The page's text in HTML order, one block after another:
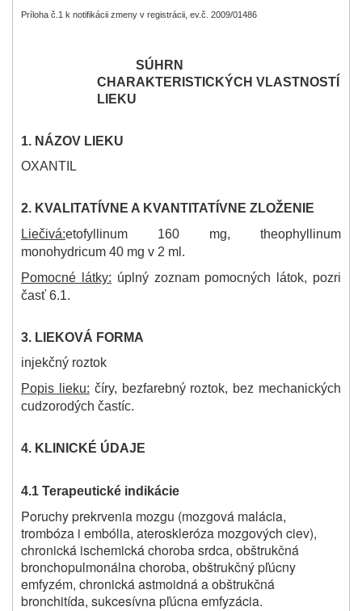
Príloha č.1 k notifikácii zmeny v registrácii, ev.č. 2009/01486
SÚHRN
CHARAKTERISTICKÝCH VLASTNOSTÍ
LIEKU
1. NÁZOV LIEKU
OXANTIL
2. KVALITATÍVNE A KVANTITATÍVNE ZLOŽENIE
Liečivá:etofyllinum 160 mg, theophyllinum
monohydricum 40 mg v 2 ml.
Pomocné látky: úplný zoznam pomocných látok, pozri
časť 6.1.
3. LIEKOVÁ FORMA
injekčný roztok
Popis lieku: číry, bezfarebný roztok, bez mechanických
cudzorodých častíc.
4. KLINICKÉ ÚDAJE
4.1 Terapeutické indikácie
Poruchy prekrvenia mozgu (mozgová malácia,
trombóza i embólia, ateroskleróza mozgových ciev),
chronická ischemická choroba srdca, obštrukčná
bronchopulmonálna choroba, obštrukčný pľúcny
emfyzém, chronická astmoidná a obštrukčná
bronchitída, sukcesívna pľúcna emfyzácia.